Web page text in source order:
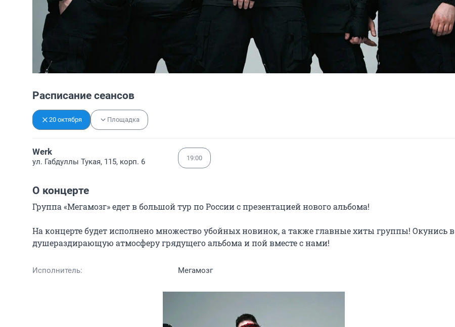
Расписание сеансов
20 октября Площадка
Werk
ул. Габдуллы Тукая, 115, корп. 6 19:00
О концерте
Группа «Мегамозг» едет в большой тур по России с презентацией нового альбома!
На концерте будет исполнено множество убойных новинок, а также главные хиты группы! Окунись в
душераздирающую атмосферу грядущего альбома и пой вместе с нами!
Исполнитель: Мегамозг